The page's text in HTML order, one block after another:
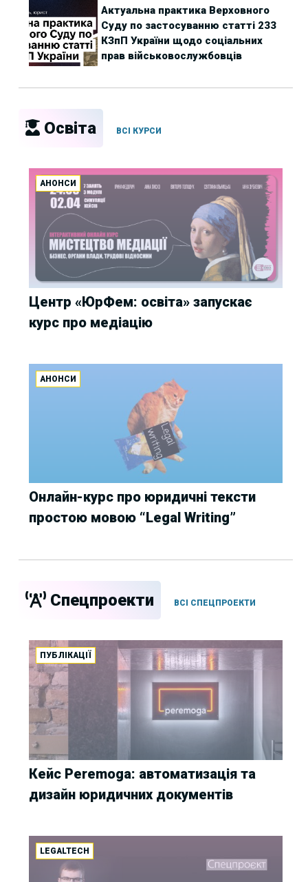
Актуальна практика Верховного
Суду по застосуванню статті 233
КЗпП України щодо соціальних
прав військовослужбовців
Освіта ВСІ КУРСИ
АНОНСИ
Центр «ЮрФем: освіта» запускає
курс про медіацію
АНОНСИ
Онлайн-курс про юридичні тексти
простою мовою “Legal Writing”
Спецпроекти ВСІ СПЕЦПРОЕКТИ
ПУБЛІКАЦІЇ
Кейс Peremoga: автоматизація та
дизайн юридичних документів
LEGALTECH